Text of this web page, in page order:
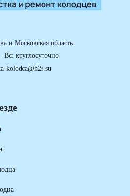
и Московская область
круглосуточно
kolodca@h2s.su